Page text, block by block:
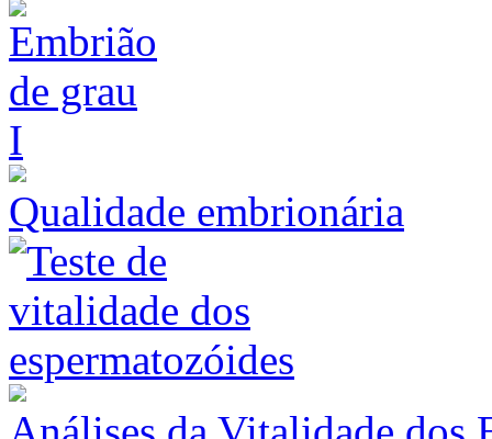
Qualidade embrionária